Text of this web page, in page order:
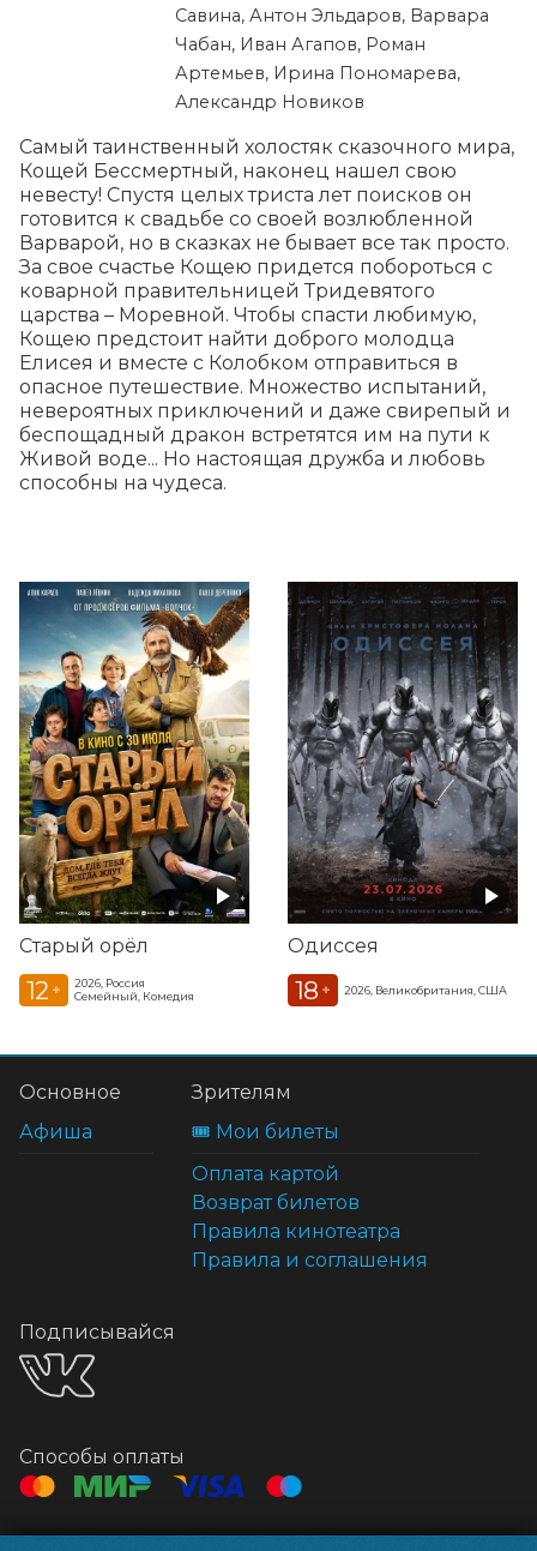
Савина, Антон Эльдаров, Варвара
Чабан, Иван Агапов, Роман
Артемьев, Ирина Пономарева,
Александр Новиков
Самый таинственный холостяк сказочного мира,
Кощей Бессмертный, наконец нашел свою
невесту! Спустя целых триста лет поисков он
готовится к свадьбе со своей возлюбленной
Варварой, но в сказках не бывает все так просто.
За свое счастье Кощею придется побороться с
коварной правительницей Тридевятого
царства – Моревной. Чтобы спасти любимую,
Кощею предстоит найти доброго молодца
Елисея и вместе с Колобком отправиться в
опасное путешествие. Множество испытаний,
невероятных приключений и даже свирепый и
беспощадный дракон встретятся им на пути к
Живой воде... Но настоящая дружба и любовь
способны на чудеса.
Старый орёл
12 +
2026, Россия
Семейный, Комедия
Одиссея
18 + 2026, Великобритания, США
Основное
Афиша
Зрителям
🎟️ Мои билеты
Оплата картой
Возврат билетов
Правила кинотеатра
Правила и соглашения
Подписывайся
Способы оплаты